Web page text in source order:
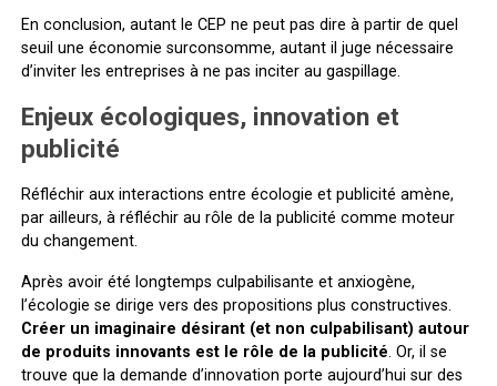
En conclusion, autant le CEP ne peut pas dire à partir de quel
seuil une économie surconsomme, autant il juge nécessaire
d’inviter les entreprises à ne pas inciter au gaspillage.
Enjeux écologiques, innovation et
publicité
Réfléchir aux interactions entre écologie et publicité amène,
par ailleurs, à réfléchir au rôle de la publicité comme moteur
du changement.
Après avoir été longtemps culpabilisante et anxiogène,
l’écologie se dirige vers des propositions plus constructives.
Créer un imaginaire désirant (et non culpabilisant) autour
de produits innovants est le rôle de la publicité. Or, il se
trouve que la demande d’innovation porte aujourd’hui sur des